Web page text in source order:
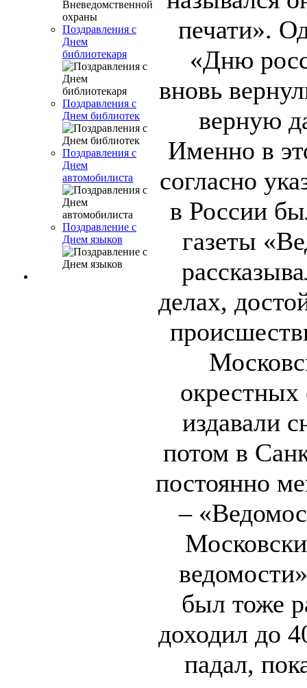
Поздравления с
Днем
библиотекаря
Поздравления с
Днем библиотек
Поздравления с
Днем
автомобилиста
Поздравление с
Днем языков
печати».
«Дню
вновь
верную
Именно в
согласно
в России
газеты
делах,
окрестных
издавали
потом в
постоянно
–
был тоже
доходил до
падал,